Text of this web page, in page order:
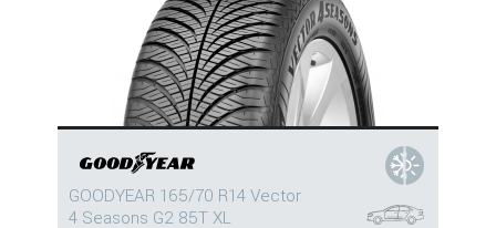
GOODYEAR 165/70 R14 Vector
4 Seasons G2 85T XL